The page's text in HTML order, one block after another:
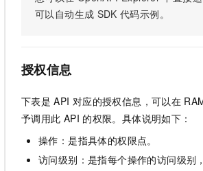
可以自动生成 SDK 代码示例。
授权信息
下表是 API 对应的授权信息，可以在
予调用此 API 的权限。具体说明如下：
操作：是指具体的权限点。
访问级别：是指每个操作的访问级
视觉 Coding、空间感知、多模态思考等全面升级
大模型服务
千问AI平台-Token Plan NEW
千问AI平台-模型体验
在线体验全尺寸、多种模态的模型效果
大
灵活
AI 产品 免费试用
140+云产品 免费试用
产品新客免费试用，最长12个月
大模型ACA认证体验
助力企业全员 AI 认知与能力提升
行业生态解决方案
开发者生态解决方案
OA
财税
云开发大赛